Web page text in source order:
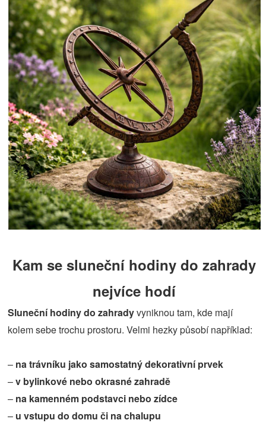
Kam se sluneční hodiny do zahrady
nejvíce hodí
Sluneční hodiny do zahradyvyniknou tam, kde mají
kolem sebe trochu prostoru. Velmi hezky působí například:
– na trávníku jako samostatný dekorativní prvek
–v bylinkové nebo okrasné zahradě
– na kamenném podstavci nebo zídce
– u vstupu do domu či na chalupu